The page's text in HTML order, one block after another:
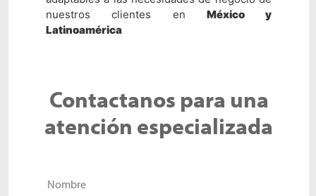
nuestros clientes en México y
Latinoamérica
Contactanos para una
atención especializada
Nombre